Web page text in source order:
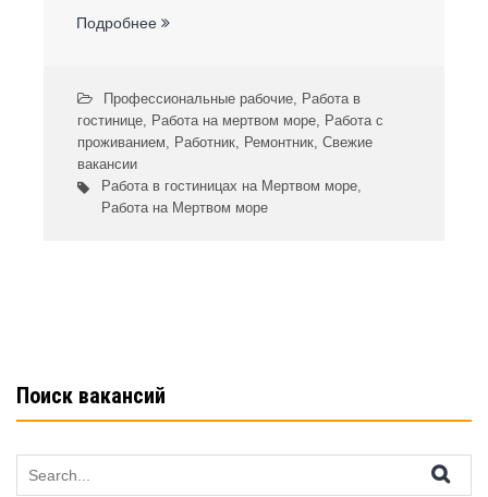
Подробнее
Профессиональные рабочие, Работа в
гостинице, Работа на мертвом море, Работа с
проживанием, Работник, Ремонтник, Свежие
вакансии
Работа в гостиницах на Мертвом море,
Работа на Мертвом море
Поиск вакансий
for: